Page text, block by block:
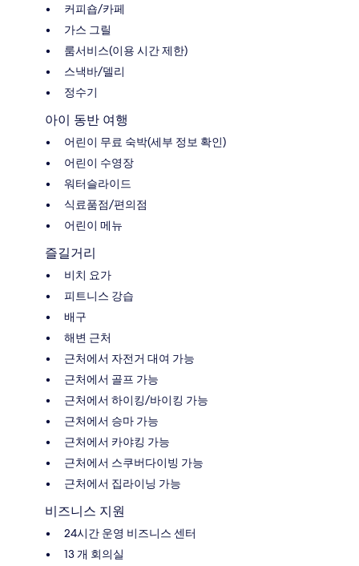
커피숍/카페
가스 그릴
룸서비스(이용 시간 제한)
스낵바/델리
정수기
아이 동반 여행
어린이 무료 숙박(세부 정보 확인)
어린이 수영장
워터슬라이드
식료품점/편의점
어린이 메뉴
즐길거리
비치 요가
피트니스 강습
배구
해변 근처
근처에서 자전거 대여 가능
근처에서 골프 가능
근처에서 하이킹/바이킹 가능
근처에서 승마 가능
근처에서 카야킹 가능
근처에서 스쿠버다이빙 가능
근처에서 집라이닝 가능
비즈니스 지원
24시간 운영 비즈니스 센터
13 개 회의실